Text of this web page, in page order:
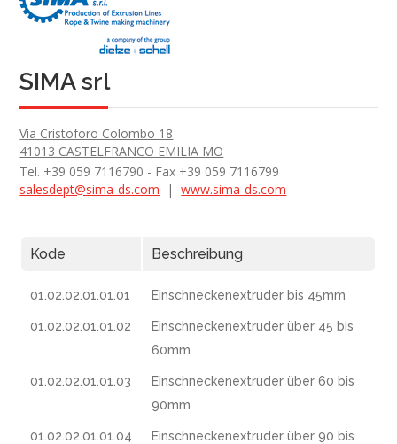
SIMA srl
Via Cristoforo Colombo 18
41013 CASTELFRANCO EMILIA MO
Tel. +39 059 7116790 - Fax +39 059 7116799
salesdept@sima-ds.com |www.sima-ds.com
Kode Beschreibung
01.02.02.01.01.01 Einschneckenextruder bis 45mm
01.02.02.01.01.02
Einschneckenextruder über 45 bis
60mm
01.02.02.01.01.03
Einschneckenextruder über 60 bis
90mm
01.02.02.01.01.04
Einschneckenextruder über 90 bis